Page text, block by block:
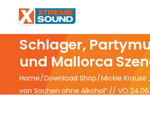
Xtreme Sound -
Schlager,
und Mallorca
Home Download Shop Mickie Krause
von Sachen ohne Alkohol“ // VÖ